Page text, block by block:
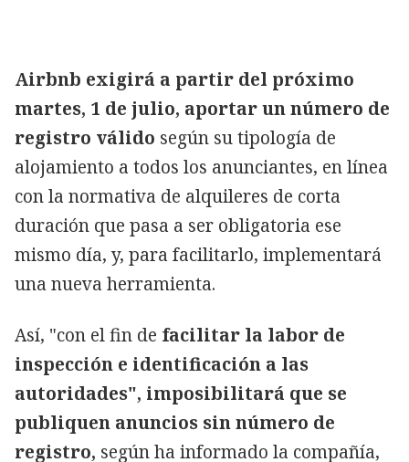
Airbnb exigirá a partir del próximo
martes, 1 de julio, aportar un número de
registro válido según su tipología de
alojamiento a todos los anunciantes, en línea
con la normativa de alquileres de corta
duración que pasa a ser obligatoria ese
mismo día, y, para facilitarlo, implementará
una nueva herramienta.
Así, "con el fin de facilitar la labor de
inspección e identificación a las
autoridades", imposibilitará que se
publiquen anuncios sin número de
registro, según ha informado la compañía,